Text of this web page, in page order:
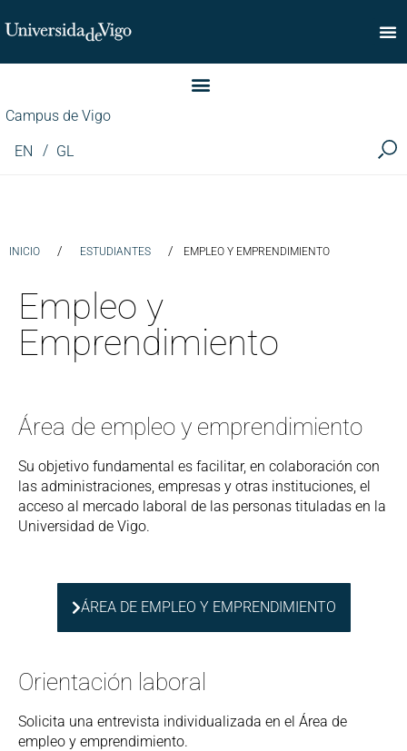
Facultad de Comercio
Campus de Vigo
EN GL
INICIO / ESTUDIANTES / EMPLEO Y EMPRENDIMIENTO
Empleo y
Emprendimiento
Área de empleo y emprendimiento
Su objetivo fundamental es facilitar, en colaboración con
las administraciones, empresas y otras instituciones, el
acceso al mercado laboral de las personas tituladas en la
Universidad de Vigo.
ÁREA DE EMPLEO Y EMPRENDIMIENTO
Orientación laboral
Solicita una entrevista individualizada en el Área de
empleo y emprendimiento.